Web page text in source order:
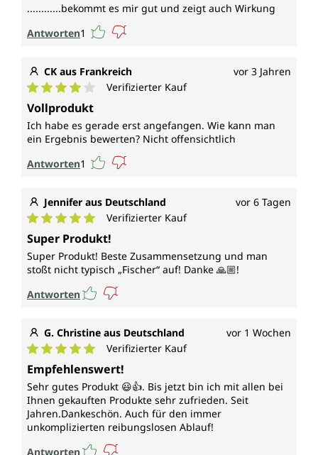
............bekommt es mir gut und zeigt auch Wirkung
Antworten1
CK aus Frankreich vor 3 Jahren
Durchschnittliche Bewertung von 4 von 5 Sternen
Verifizierter Kauf
Vollprodukt
Ich habe es gerade erst angefangen. Wie kann man
ein Ergebnis bewerten? Nicht offensichtlich
Antworten1
Jennifer aus Deutschland vor 6 Tagen
Durchschnittliche Bewertung von 5 von 5 Sternen
Verifizierter Kauf
Super Produkt!
Super Produkt! Beste Zusammensetzung und man
stoßt nicht typisch „Fischer“ auf! Danke 🙏🏼!
Antworten
G. Christine aus Deutschland vor 1 Wochen
Durchschnittliche Bewertung von 5 von 5 Sternen
Verifizierter Kauf
Empfehlenswert!
Sehr gutes Produkt 😃👍. Bis jetzt bin ich mit allen bei
Ihnen gekauften Produkte sehr zufrieden. Seit
Jahren.Dankeschön. Auch für den immer
unkomplizierten reibungslosen Ablauf!
Antworten